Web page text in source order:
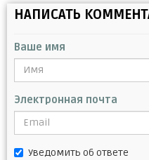
НАПИСАТЬ
Ваше имя
Электронная почта
Уведомить об ответе